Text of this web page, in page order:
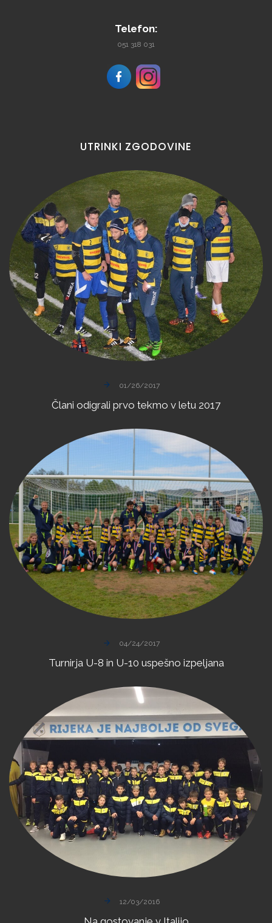
Telefon:
051 318 031
UTRINKI ZGODOVINE
01/26/2017
Člani odigrali prvo tekmo v letu 2017
04/24/2017
Turnirja U-8 in U-10 uspešno izpeljana
12/03/2016